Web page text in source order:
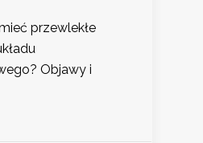
przewlekłe
Objawy i